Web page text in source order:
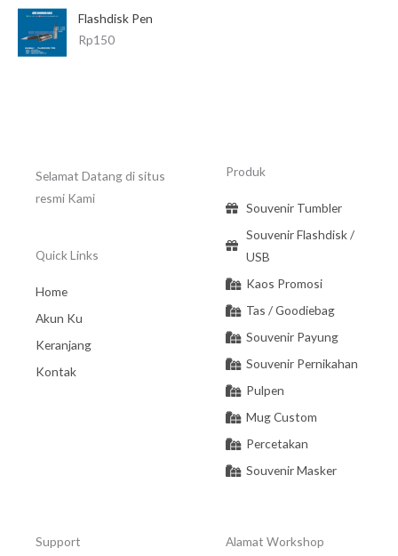
Flashdisk Pen
Rp150
Selamat Datang di situs
resmi Kami
Quick Links
Home
Akun Ku
Keranjang
Kontak
Produk
Souvenir Tumbler
Souvenir Flashdisk /
USB
Kaos Promosi
Tas / Goodiebag
Souvenir Payung
Souvenir Pernikahan
Pulpen
Mug Custom
Percetakan
Souvenir Masker
Support Alamat Workshop